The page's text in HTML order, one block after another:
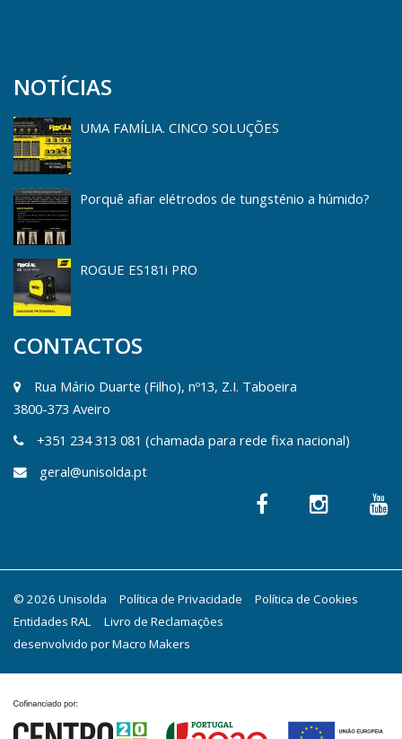
NOTÍCIAS
UMA FAMÍLIA. CINCO SOLUÇÕES
Porquê afiar elétrodos de tungsténio a húmido?
ROGUE ES181i PRO
CONTACTOS
Rua Mário Duarte (Filho), nº13, Z.I. Taboeira
3800-373 Aveiro
+351 234 313 081 (chamada para rede fixa nacional)
geral@unisolda.pt
© 2026 Unisolda Política de Privacidade
Política de Cookies
Entidades RAL
Livro de Reclamações
desenvolvido porMacro Makers